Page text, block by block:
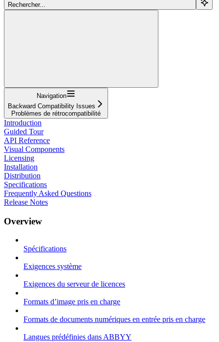
Rechercher...
Navigation
Backward Compatibility Issues
Problèmes de rétrocompatibilité
Introduction
Guided Tour
API Reference
Visual Components
Licensing
Installation
Distribution
Specifications
Frequently Asked Questions
Release Notes
Overview
Spécifications
Exigences système
Exigences du serveur de licences
Formats d’image pris en charge
Formats de documents numériques en entrée pris en charge
Langues prédéfinies dans ABBYY